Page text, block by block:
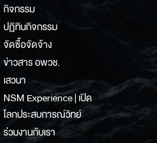
กิจกรรม
ปฏิทินกิจกรรม
จัดซื้อจัดจ้าง
ข่าวสาร อพวช.
เสวนา
NSM Experience | เปิด
โลกประสบการณ์วิทย์
ร่วมงานกับเรา